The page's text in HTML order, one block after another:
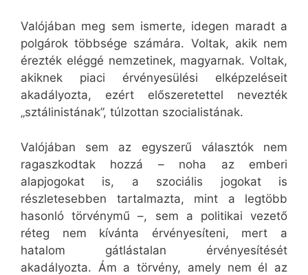
Valójában meg sem ismerte, idegen maradt a
polgárok többsége számára. Voltak, akik nem
érezték eléggé nemzetinek, magyarnak. Voltak,
akiknek piaci érvényesülési elképzeléseit
akadályozta, ezért előszeretettel nevezték
„sztálinistának”, túlzottan szocialistának.
Valójában sem az egyszerű választók nem
ragaszkodtak hozzá – noha az emberi
alapjogokat is, a szociális jogokat is
részletesebben tartalmazta, mint a legtöbb
hasonló törvénymű –, sem a politikai vezető
réteg nem kívánta érvényesíteni, mert a
hatalom gátlástalan érvényesítését
akadályozta. Ám a törvény, amely nem él az